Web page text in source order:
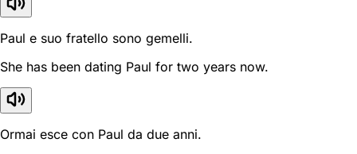
Paul e suo fratello sono gemelli.
She has been dating Paul for two years now.
Ormai esce con Paul da due anni.